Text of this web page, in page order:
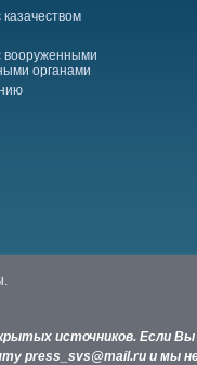
вооруженными
органами
источников. Если
press_svs@mail.ru и мы